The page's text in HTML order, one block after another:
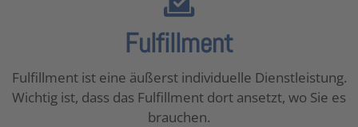
Fulfillment
Fulfillment ist eine äußerst individuelle Dienstleistung.
Wichtig ist, dass das Fulfillment dort ansetzt, wo Sie es
brauchen.